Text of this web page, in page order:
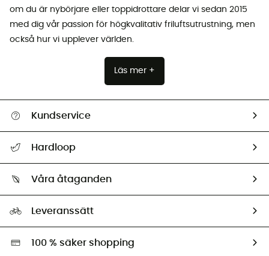
om du är nybörjare eller toppidrottare delar vi sedan 2015
med dig vår passion för högkvalitativ friluftsutrustning, men
också hur vi upplever världen.
Läs mer +
Kundservice
Retur & återbetalning
Hardloop
Ambassadörer
Våra åtaganden
Miljöanpassat urval
Leveranssätt
100 % säker shopping